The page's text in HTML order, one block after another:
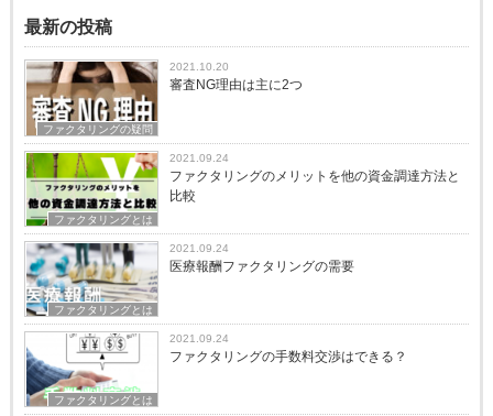
最新の投稿
ファクタリングの疑問
2021.10.20
審査NG理由は主に2つ
ファクタリングとは
2021.09.24
ファクタリングのメリットを他の資金調達方法と
比較
ファクタリングとは
2021.09.24
医療報酬ファクタリングの需要
ファクタリングとは
2021.09.24
ファクタリングの手数料交渉はできる？